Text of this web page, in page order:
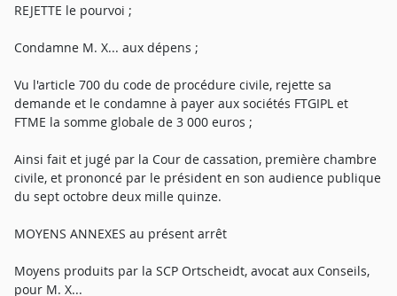
REJETTE le pourvoi ;
Condamne M. X... aux dépens ;
Vu l'article 700 du code de procédure civile, rejette sa
demande et le condamne à payer aux sociétés FTGIPL et
FTME la somme globale de 3 000 euros ;
Ainsi fait et jugé par la Cour de cassation, première chambre
civile, et prononcé par le président en son audience publique
du sept octobre deux mille quinze.
MOYENS ANNEXES au présent arrêt
Moyens produits par la SCP Ortscheidt, avocat aux Conseils,
pour M. X...